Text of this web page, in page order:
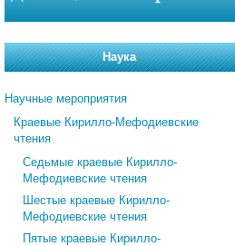
Наука
Научные мероприятия
Краевые Кирилло-Мефодиевские
чтения
Седьмые краевые Кирилло-
Мефодиевские чтения
Шестые краевые Кирилло-
Мефодиевские чтения
Пятые краевые Кирилло-